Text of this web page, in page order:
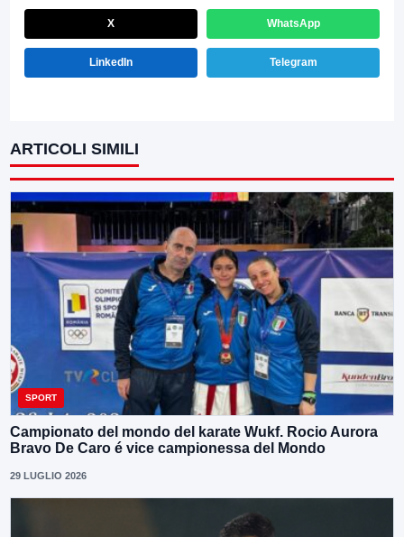
X WhatsApp
LinkedIn Telegram
ARTICOLI SIMILI
SPORT
Campionato del mondo del karate Wukf. Rocio Aurora
Bravo De Caro é vice campionessa del Mondo
29 LUGLIO 2026